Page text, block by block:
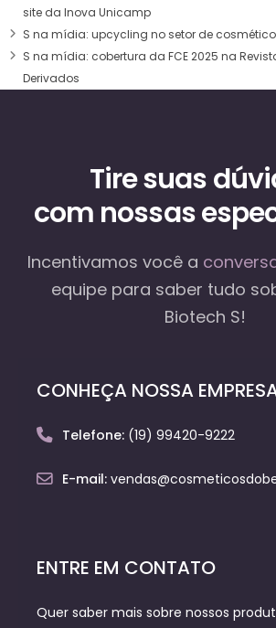
site da Inova Unicamp
S na mídia: upcycling no setor de
S na mídia: cobertura da FCE 2025 na
Derivados
Tire suas
com nossas
Incentivamos você a
equipepara saber tudo
Biotech S!
CONHEÇA NOSSA
Telefone: (19) 99420-9222
E-mail:
ENTRE EM CONTATO
Quer saber mais sobre nossos